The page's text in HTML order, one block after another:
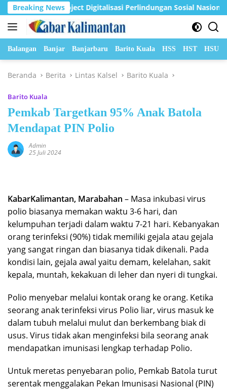
Langsung
ke
konten
Breaking News
Pilot Project Digitalisasi Perlindungan Sosial Nasional 2026
Balangan Banjar Banjarbaru Barito Kuala HSS HST HSU
Beranda Berita Lintas Kalsel Barito Kuala
Barito Kuala
Pemkab Targetkan 95% Anak Batola
Mendapat PIN Polio
Admin
25 Juli 2024
KabarKalimantan, Marabahan – Masa inkubasi virus
polio biasanya memakan waktu 3-6 hari, dan
kelumpuhan terjadi dalam waktu 7-21 hari. Kebanyakan
orang terinfeksi (90%) tidak memiliki gejala atau gejala
yang sangat ringan dan biasanya tidak dikenali. Pada
kondisi lain, gejala awal yaitu demam, kelelahan, sakit
kepala, muntah, kekakuan di leher dan nyeri di tungkai.
Polio menyebar melalui kontak orang ke orang. Ketika
seorang anak terinfeksi virus Polio liar, virus masuk ke
dalam tubuh melalui mulut dan berkembang biak di
usus. Virus tidak akan menginfeksi bila seorang anak
mendapatkan imunisasi lengkap terhadap Polio.
Untuk meretas penyebaran polio, Pemkab Batola turut
serentak menggalakan Pekan Imunisasi Nasional (PIN)